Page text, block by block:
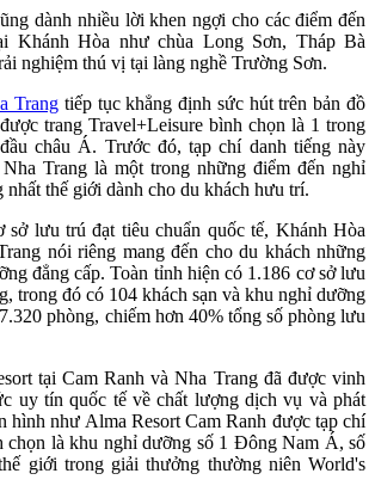
dành nhiều lời khen ngợi cho các điểm đến
Khánh Hòa như chùa Long Sơn, Tháp Bà
nghiệm thú vị tại làng nghề Trường Sơn.
Trang tiếp tục khẳng định sức hút trên bản đồ
trang Travel+Leisure bình chọn là 1 trong
châu Á. Trước đó, tạp chí danh tiếng này
Trang là một trong những điểm đến nghỉ
thế giới dành cho du khách hưu trí.
sở lưu trú đạt tiêu chuẩn quốc tế, Khánh Hòa
nói riêng mang đến cho du khách những
đẳng cấp. Toàn tỉnh hiện có 1.186 cơ sở lưu
trong đó có 104 khách sạn và khu nghỉ dưỡng
phòng, chiếm hơn 40% tổng số phòng lưu
tại Cam Ranh và Nha Trang đã được vinh
uy tín quốc tế về chất lượng dịch vụ và phát
hình như Alma Resort Cam Ranh được tạp chí
chọn là khu nghỉ dưỡng số 1 Đông Nam Á, số
giới trong giải thưởng thường niên World's